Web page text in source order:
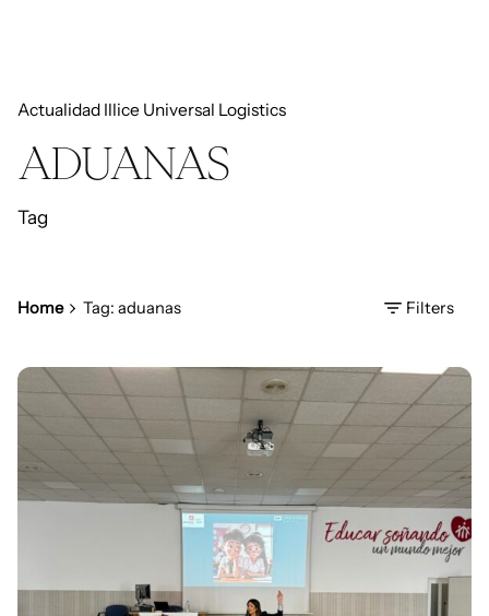
Actualidad Illice Universal Logistics
ADUANAS
Tag
Home Tag: aduanas Filters
Posted by
Daniel